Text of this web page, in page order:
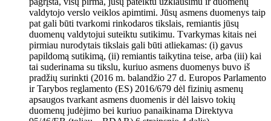
valdytojo verslo veiklos apimtimi. Jūsų asmens duomenys taip
pat gali būti tvarkomi rinkodaros tikslais, remiantis jūsų
duomenų valdytojui suteiktu sutikimu. Tvarkymas kitais nei
pirmiau nurodytais tikslais gali būti atliekamas: (i) gavus
papildomą sutikimą, (ii) remiantis taikytina teise, arba (iii) kai
tai suderinama su tikslu, kuriuo asmens duomenys buvo iš
pradžių surinkti (2016 m. balandžio 27 d. Europos Parlamento
ir Tarybos reglamento (ES) 2016/679 dėl fizinių asmenų
apsaugos tvarkant asmens duomenis ir dėl laisvo tokių
duomenų judėjimo bei kuriuo panaikinama Direktyva